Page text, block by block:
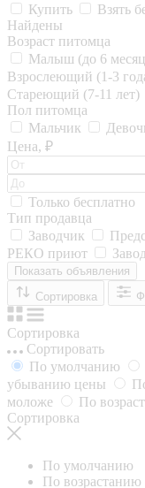
Купить
Взять
Найдены
Возраст питомца
Малыш (до 6
Взрослеющий (1-3
Стареющий (7-11 лет)
Пол питомца
Мальчик
Цена, ₽
Только бесплатно
Тип продавца
Заводчик
РЕКО приют
Показать объявления
Сортировка
Сортировка
Сортировать
По умолчанию
убыванию цены
моложе
По
Сортировка
По умолчанию
По